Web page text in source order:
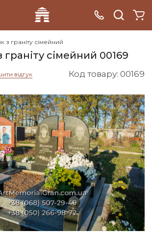
з граніту сімейний
сімейний 00169
відгук Код товару: 00169